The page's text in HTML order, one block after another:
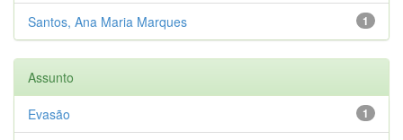
1
Santos, Ana Maria Marques
Assunto
1
Evasão